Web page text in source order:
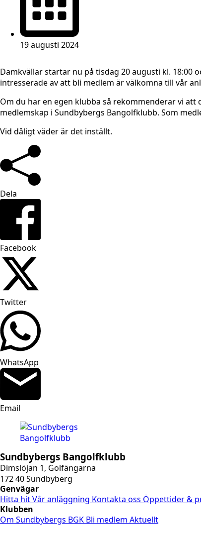
19 augusti 2024
Damkvällar startar nu på tisdag 20 augusti kl.
intresserade av att bli medlem är välkomna till vår
Om du har en egen klubba så rekommenderar vi
medlemskap i Sundbybergs Bangolfklubb. Som
Vid dåligt väder är det inställt.
Dela
Facebook
Twitter
WhatsApp
Email
Sundbybergs Bangolfklubb
Dimslöjan 1, Golfängarna
172 40 Sundbyberg
Genvägar
Hitta hitVår anläggning Kontakta oss Öppettider &
Klubben
Om Sundbybergs BGK Bli medlem Aktuellt